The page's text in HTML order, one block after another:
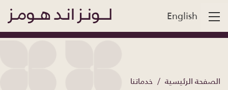
English
الصفحة الرئيسية خدماتنا